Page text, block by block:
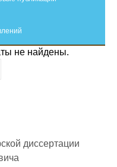
не найдены.
диссертации